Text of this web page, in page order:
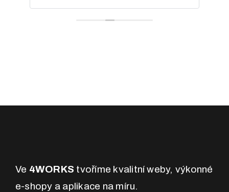
Ve 4WORKS tvoříme kvalitní weby, výkonné
e-shopy a aplikace na míru.